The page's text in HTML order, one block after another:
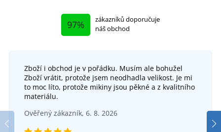
Taška crossbody ELEGANCE
DO 2 TÝDNŮ
Taška na notebook EUROPE
97%
zákazníků doporučuje
náš obchod
Zboží i obchod je v pořádku. Musím ale bohužel
Zboží vrátit, protože jsem neodhadla velikost. Je mi
to moc líto, protože mikiny jsou pěkné a z kvalitního
materiálu.
Ověřený zákazník, 6. 8. 2026